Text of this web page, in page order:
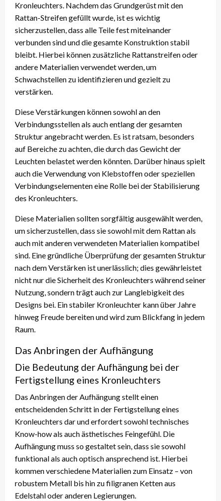
Kronleuchters. Nachdem das Grundgerüst mit den
Rattan-Streifen gefüllt wurde, ist es wichtig
sicherzustellen, dass alle Teile fest miteinander
verbunden sind und die gesamte Konstruktion stabil
bleibt. Hierbei können zusätzliche Rattanstreifen oder
andere Materialien verwendet werden, um
Schwachstellen zu identifizieren und gezielt zu
verstärken.
Diese Verstärkungen können sowohl an den
Verbindungsstellen als auch entlang der gesamten
Struktur angebracht werden. Es ist ratsam, besonders
auf Bereiche zu achten, die durch das Gewicht der
Leuchten belastet werden könnten. Darüber hinaus spielt
auch die Verwendung von Klebstoffen oder speziellen
Verbindungselementen eine Rolle bei der Stabilisierung
des Kronleuchters.
Diese Materialien sollten sorgfältig ausgewählt werden,
um sicherzustellen, dass sie sowohl mit dem Rattan als
auch mit anderen verwendeten Materialien kompatibel
sind. Eine gründliche Überprüfung der gesamten Struktur
nach dem Verstärken ist unerlässlich; dies gewährleistet
nicht nur die Sicherheit des Kronleuchters während seiner
Nutzung, sondern trägt auch zur Langlebigkeit des
Designs bei. Ein stabiler Kronleuchter kann über Jahre
hinweg Freude bereiten und wird zum Blickfang in jedem
Raum.
Das Anbringen der Aufhängung
Die Bedeutung der Aufhängung bei der
Fertigstellung eines Kronleuchters
Das Anbringen der Aufhängung stellt einen
entscheidenden Schritt in der Fertigstellung eines
Kronleuchters dar und erfordert sowohl technisches
Know-how als auch ästhetisches Feingefühl. Die
Aufhängung muss so gestaltet sein, dass sie sowohl
funktional als auch optisch ansprechend ist. Hierbei
kommen verschiedene Materialien zum Einsatz – von
robustem Metall bis hin zu filigranen Ketten aus
Edelstahl oder anderen Legierungen.